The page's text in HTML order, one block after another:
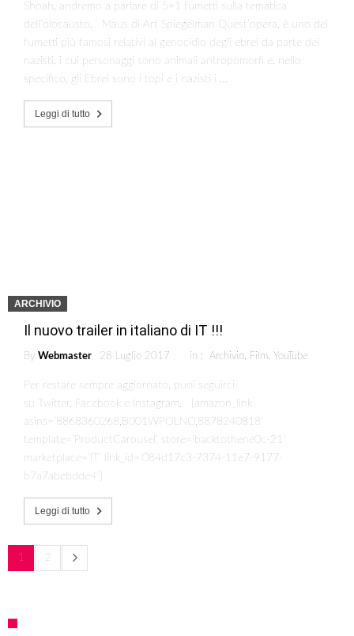
Shoah, andremo a parlare di 5+1 fumetti sulla tematica
dell’olocausto. Maus di Art Spiegelman Quest’opera, è uno dei
fumetti più famosi relativi al genocidio degli ebrei da parte dei
nazisti, i cui personaggi sono animali antropomorfi e, nello
specifico, gli Ebrei sono i topi e i nazisti i …
Leggi di tutto
ARCHIVIO
Il nuovo trailer in italiano di IT !!!
By Webmaster 28 Luglio 2017 in : Archivio, Film, YouTube
Per restare sempre aggiornato, puoi seguirci
su Twitter, Facebook e Instagram. [amazon_link
asins=’8868360268,B001WPOLNO,8878240818′
template=’ProductCarousel’ store=’backtothene0c-21′
marketplace=’IT’ link_id=’084d17c3-7374-11e7-9177-
b7a7abebdde4′]
Leggi di tutto
1 2